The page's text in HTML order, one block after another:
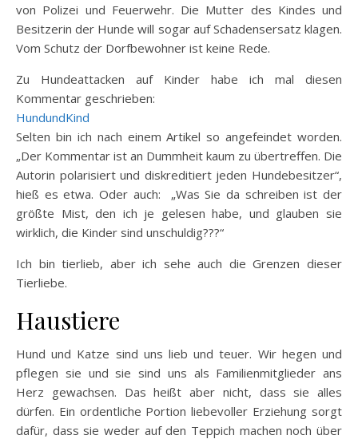
von Polizei und Feuerwehr. Die Mutter des Kindes und
Besitzerin der Hunde will sogar auf Schadensersatz klagen.
Vom Schutz der Dorfbewohner ist keine Rede.
Zu Hundeattacken auf Kinder habe ich mal diesen
Kommentar geschrieben:
HundundKind
Selten bin ich nach einem Artikel so angefeindet worden.
„Der Kommentar ist an Dummheit kaum zu übertreffen. Die
Autorin polarisiert und diskreditiert jeden Hundebesitzer“,
hieß es etwa. Oder auch: „Was Sie da schreiben ist der
größte Mist, den ich je gelesen habe, und glauben sie
wirklich, die Kinder sind unschuldig???“
Ich bin tierlieb, aber ich sehe auch die Grenzen dieser
Tierliebe.
Haustiere
Hund und Katze sind uns lieb und teuer. Wir hegen und
pflegen sie und sie sind uns als Familienmitglieder ans
Herz gewachsen. Das heißt aber nicht, dass sie alles
dürfen. Ein ordentliche Portion liebevoller Erziehung sorgt
dafür, dass sie weder auf den Teppich machen noch über